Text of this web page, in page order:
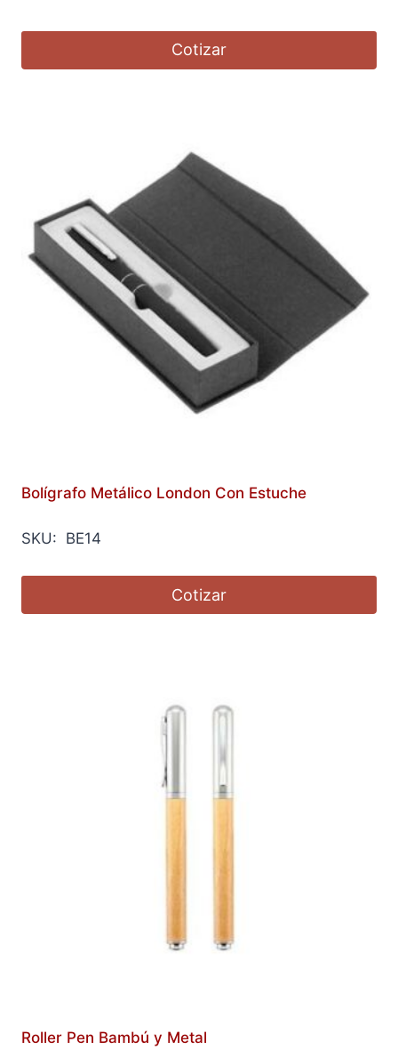
Cotizar
Bolígrafo Metálico London Con Estuche
SKU: BE14
Cotizar
Roller Pen Bambú y Metal